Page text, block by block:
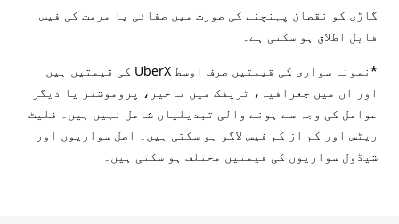
گاڑی کو نقصان پہنچنے کی صورت میں صفائی یا مرمت کی فیس
قابل اطلاق ہو سکتی ہے۔
*نمونہ سواری کی قیمتیں صرف اوسط UberX کی قیمتیں ہیں
اور ان میں جغرافیہ، ٹریفک میں تاخیر، پروموشنز یا دیگر
عوامل کی وجہ سے ہونے والی تبدیلیاں شامل نہیں ہیں۔ فلیٹ
ریٹس اور کم از کم فیس لاگو ہو سکتی ہیں۔ اصل سواریوں اور
شیڈول سواریوں کی قیمتیں مختلف ہو سکتی ہیں۔